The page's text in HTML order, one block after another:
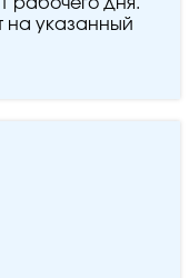
рабочего дня.
на указанный